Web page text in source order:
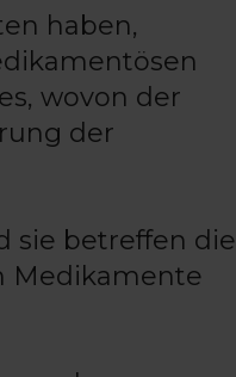
haben,
wovon der
der
sie betreffen die
Medikamente